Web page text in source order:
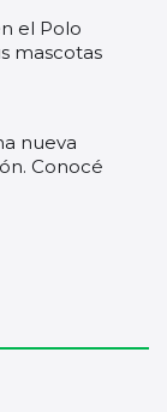
el Polo
mascotas
nueva
Conocé